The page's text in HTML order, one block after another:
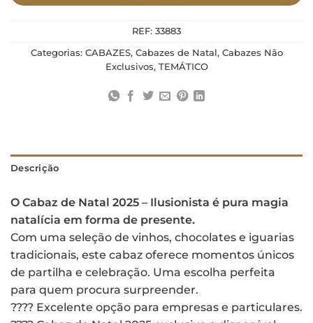
REF: 33883
Categorias: CABAZES, Cabazes de Natal, Cabazes Não
Exclusivos, TEMÁTICO
Descrição
O Cabaz de Natal 2025 – Ilusionista é pura magia
natalícia em forma de presente.
Com uma seleção de vinhos, chocolates e iguarias
tradicionais, este cabaz oferece momentos únicos
de partilha e celebração. Uma escolha perfeita
para quem procura surpreender.
???? Excelente opção para empresas e particulares.